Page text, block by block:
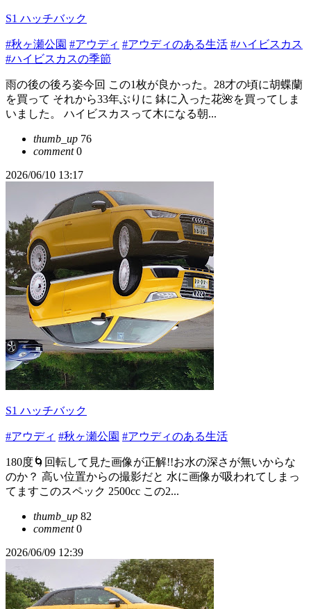
S1 ハッチバック
#秋ヶ瀬公園 #アウディ #アウディのある生活 #ハイビスカス
#ハイビスカスの季節
雨の後の後ろ姿今回 この1枚が良かった。28才の頃に胡蝶蘭
を買って それから33年ぶりに 鉢に入った花🌺を買ってしま
いました。 ハイビスカスって木になる朝...
thumb_up 76
comment0
2026/06/10 13:17
S1 ハッチバック
#アウディ #秋ヶ瀬公園 #アウディのある生活
180度🌀回転して見た画像が正解!!お水の深さが無いからな
のか？ 高い位置からの撮影だと 水に画像が吸われてしまっ
てますこのスペック 2500cc この2...
thumb_up 82
comment0
2026/06/09 12:39